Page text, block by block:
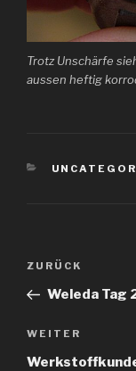
Trotz Unschärfe
aussen heftig
Vorheriger
Beitrag
ZURÜCK
Weleda Tag
Nächster
Beitrag
WEITER